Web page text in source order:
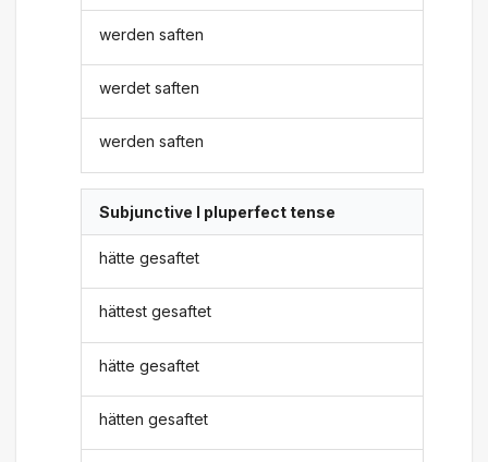
werden saften
werdet saften
werden saften
Subjunctive I pluperfect tense
hätte gesaftet
hättest gesaftet
hätte gesaftet
hätten gesaftet